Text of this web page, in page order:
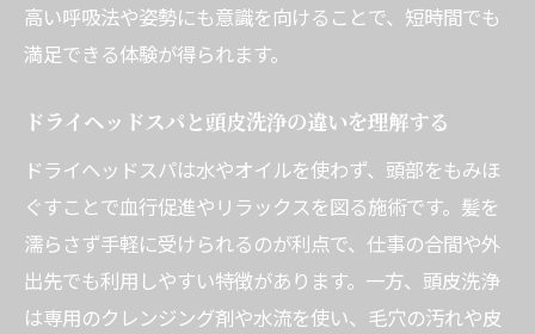
高い呼吸法や姿勢にも意識を向けることで、短時間でも
満足できる体験が得られます。
ドライヘッドスパと頭皮洗浄の違いを理解する
ドライヘッドスパは水やオイルを使わず、頭部をもみほ
ぐすことで血行促進やリラックスを図る施術です。髪を
濡らさず手軽に受けられるのが利点で、仕事の合間や外
出先でも利用しやすい特徴があります。一方、頭皮洗浄
は専用のクレンジング剤や水流を使い、毛穴の汚れや皮